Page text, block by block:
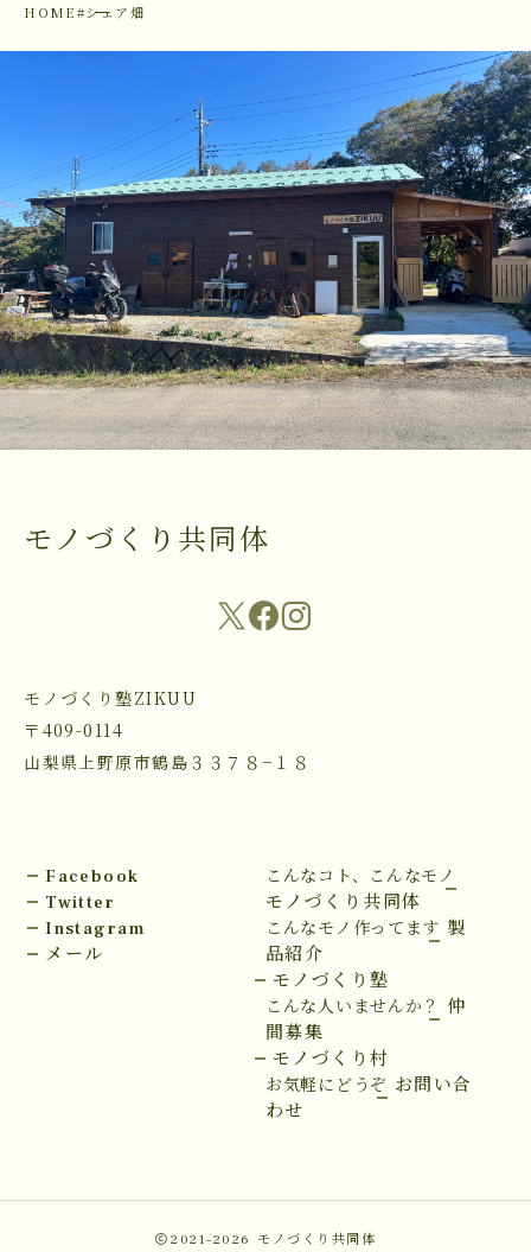
HOME#シェア畑
モノづくり共同体
モノづくり塾ZIKUU
〒409-0114
山梨県上野原市鶴島３３７８−１８
Facebook
Twitter
Instagram
メール
こんなコト、こんなモノ
モノづくり共同体
こんなモノ作ってます 製
品紹介
モノづくり塾
こんな人いませんか？
仲
間募集
モノづくり村
お気軽にどうぞ お問い合
わせ
2021–2026 モノづくり共同体